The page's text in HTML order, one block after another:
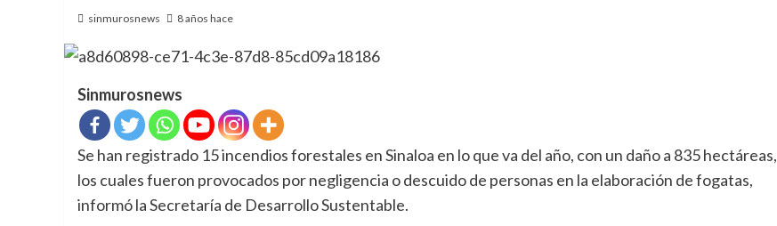
sinmurosnews 8 años hace
Sinmurosnews
Se han registrado 15 incendios forestales en Sinaloa en lo que va del año, con un daño a 835 hectáreas,
los cuales fueron provocados por negligencia o descuido de personas en la elaboración de fogatas,
informó la Secretaría de Desarrollo Sustentable.